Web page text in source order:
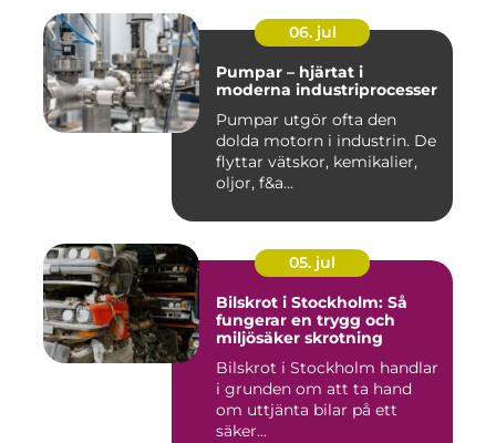
06. jul
Pumpar – hjärtat i
moderna industriprocesser
Pumpar utgör ofta den
dolda motorn i industrin. De
flyttar vätskor, kemikalier,
oljor, f&a...
05. jul
Bilskrot i Stockholm: Så
fungerar en trygg och
miljösäker skrotning
Bilskrot i Stockholm handlar
i grunden om att ta hand
om uttjänta bilar på ett
säker...